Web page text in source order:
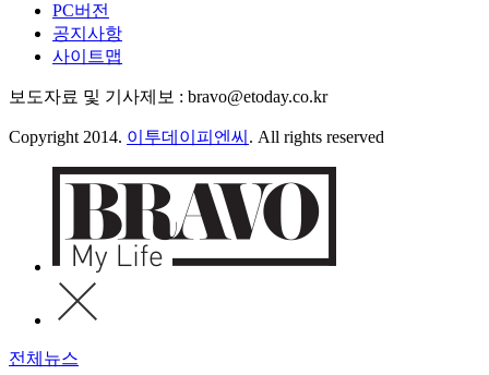
PC버전
공지사항
사이트맵
보도자료 및 기사제보 : bravo@etoday.co.kr
Copyright 2014. 이투데이피엔씨 . All rights reserved
전체뉴스